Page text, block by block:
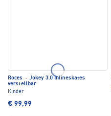
Roces · Jokey 3.0 Inlineskates
verstellbar
Kinder
€ 99,99